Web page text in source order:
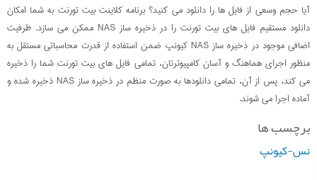
آیا حجم وسعی از فایل ها را دانلود می کنید؟ برنامه کلاینت بیت تورنت به شما امکان
دانلود مستقیم فایل های بیت تورنت را در ذخیره ساز NAS ممکن می سازد. ظرفیت
اضافی موجود در ذخیره ساز NAS کیونپ ضمن استفاده از قدرت محاسباتی مستقل به
منظور اجرای هماهنگ و آسان کامپیوترتان، تمامی فایل های بیت تورنت شما را ذخیره
می کند، پس از آن، تمامی دانلودها به صورت منظم در ذخیره ساز NAS ذخیره شده و
آماده اجرا می شوند.
برچسب ها
نس-کیونپ